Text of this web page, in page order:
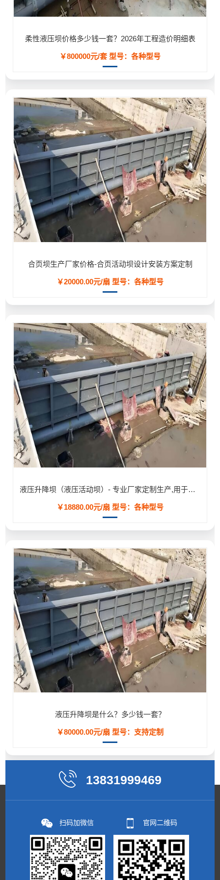
柔性液压坝价格多少钱一套？2026年工程造价明细表
￥800000元/套型号：各种型号
合页坝生产厂家价格-合页活动坝设计安装方案定制
￥20000.00元/扇 型号：各种型号
液压升降坝（液压活动坝）- 专业厂家定制生产,用于河道/防汛工程
￥18880.00元/扇 型号：各种型号
液压升降坝是什么？多少钱一套？
￥80000.00元/扇 型号：支持定制
13831999469
扫码加微信 官网二维码